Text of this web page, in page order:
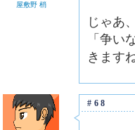
屋敷野 梢
じゃあ
「争い
きます
#68